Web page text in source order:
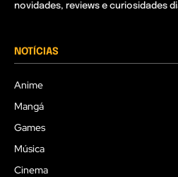
novidades, reviews e curiosidades
NOTÍCIAS
Anime
Mangá
Games
Música
Cinema